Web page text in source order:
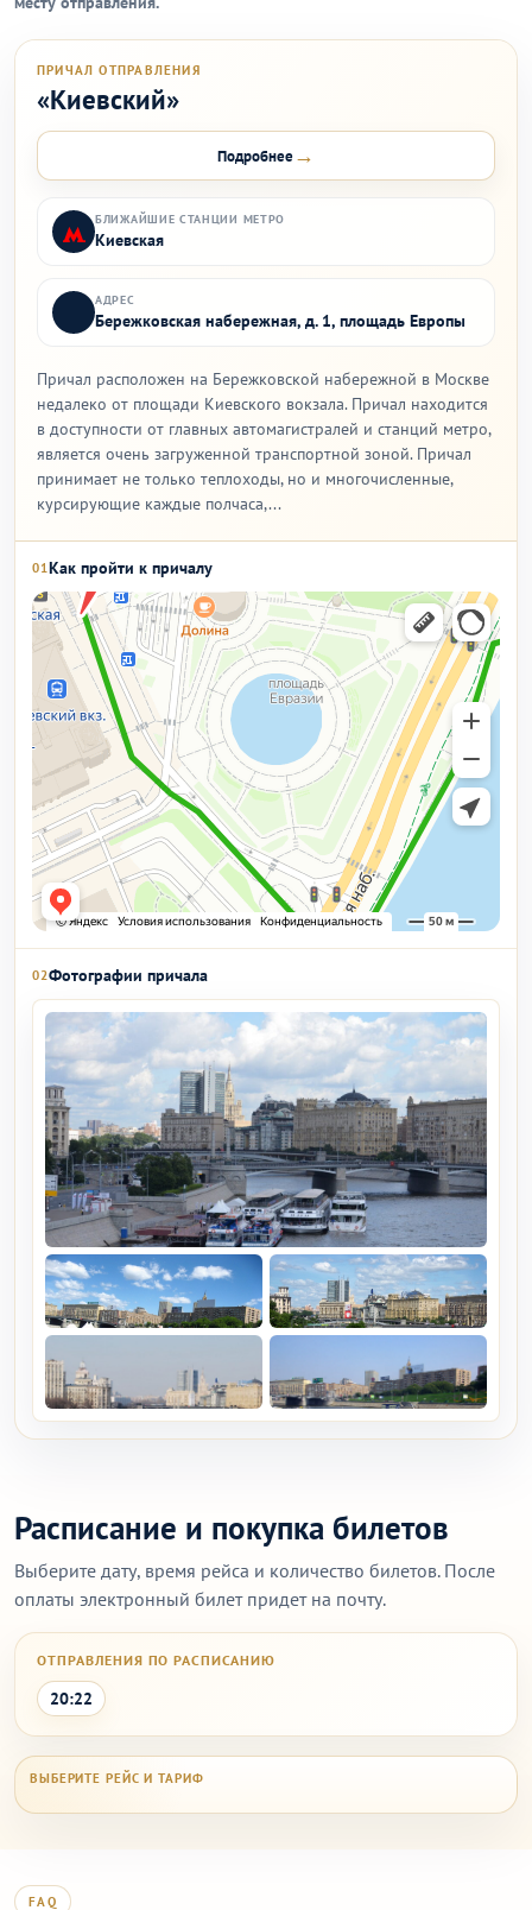
ПРИЧАЛ ОТПРАВЛЕНИЯ
«Киевский»
Подробнее→
БЛИЖАЙШИЕ СТАНЦИИ МЕТРО
Киевская
АДРЕС
Бережковская набережная, д. 1, площадь Европы
Причал расположен на Бережковской набережной в Москве
недалеко от площади Киевского вокзала. Причал находится
в доступности от главных автомагистралей и станций метро,
является очень загруженной транспортной зоной. Причал
принимает не только теплоходы, но и многочисленные,
курсирующие каждые полчаса,...
01 Как пройти к причалу
02Фотографии причала
Расписание и покупка билетов
Выберите дату, время рейса и количество билетов. После
оплаты электронный билет придет на почту.
ОТПРАВЛЕНИЯ ПО РАСПИСАНИЮ
20:22
FAQ